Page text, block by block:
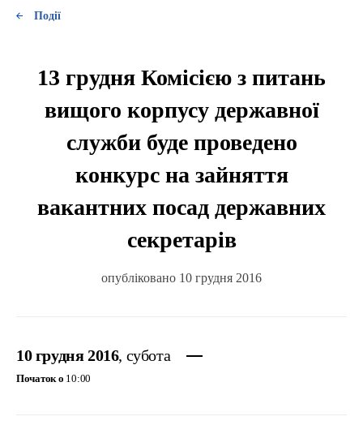
Події
13 грудня Комісією з питань
вищого корпусу державної
служби буде проведено
конкурс на зайняття
вакантних посад державних
секретарів
опубліковано 10 грудня 2016
10 грудня 2016, субота
Початок о 10:00